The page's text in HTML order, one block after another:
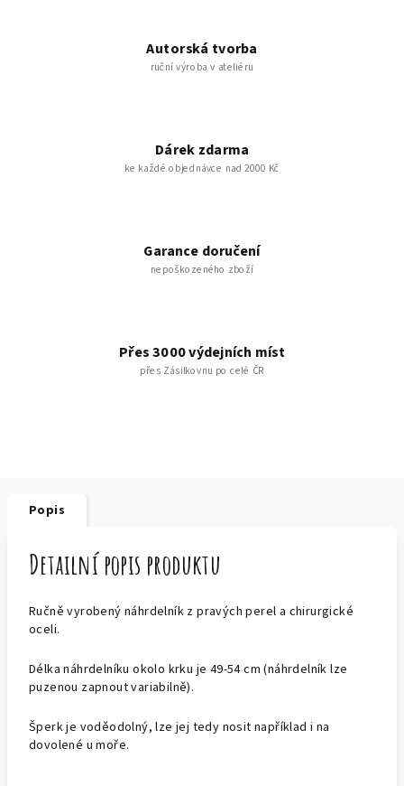
Autorská tvorba
ruční výroba v ateliéru
Dárek zdarma
ke každé objednávce nad 2000 Kč
Garance doručení
nepoškozeného zboží
Přes 3000 výdejních míst
přes Zásilkovnu po celé ČR
Popis
Detailní popis produktu
Ručně vyrobený náhrdelník z pravých perel a chirurgické
oceli.
Délka náhrdelníku okolo krku je 49-54 cm (náhrdelník lze
puzenou zapnout variabilně).
Šperk je voděodolný, lze jej tedy nosit například i na
dovolené u moře.